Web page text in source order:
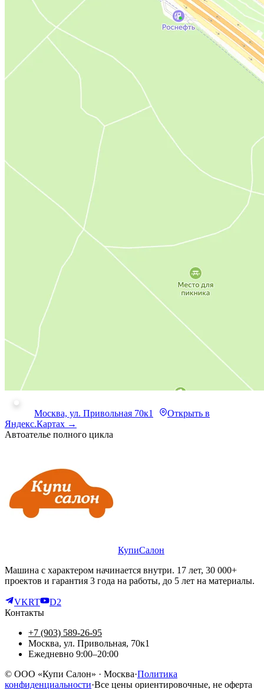
Москва, ул. Привольная 70к1
Открыть в
Яндекс.Картах →
Автоателье полного цикла
КупиСалон
Машина с характером начинается внутри. 17 лет, 30 000+
проектов и гарантия 3 года на работы, до 5 лет на материалы.
VKRT
D2
Контакты
+7 (903) 589-26-95
Москва, ул. Привольная, 70к1
Ежедневно 9:00–20:00
© ООО «Купи Салон» · Москва·Политика
конфиденциальности·Все цены ориентировочные, не оферта